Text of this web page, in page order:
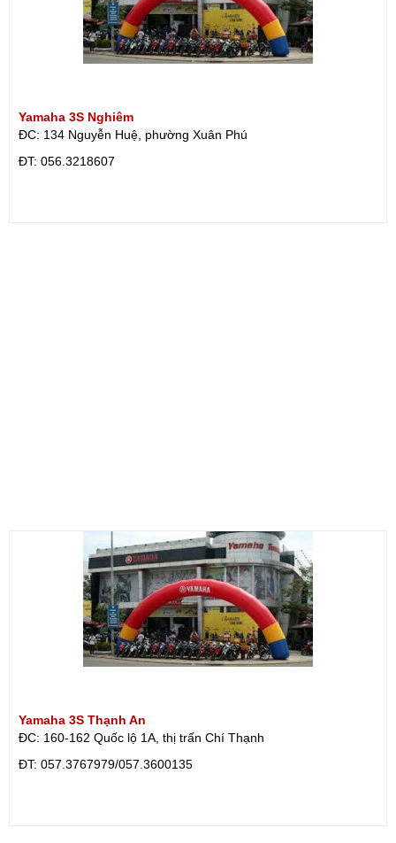
Yamaha 3S Nghiêm
ĐC: 134 Nguyễn Huệ, phường Xuân Phú
ÐT: 056.3218607
Yamaha 3S Thạnh An
ĐC: 160-162 Quốc lộ 1A, thị trấn Chí Thạnh
ÐT: 057.3767979/057.3600135